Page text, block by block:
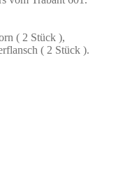
( 2 Stück ),
( 2 Stück ).